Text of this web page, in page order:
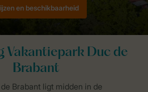
en beschikbaarheid
Vakantiepark Duc de
Brabant
Brabant ligt midden in de